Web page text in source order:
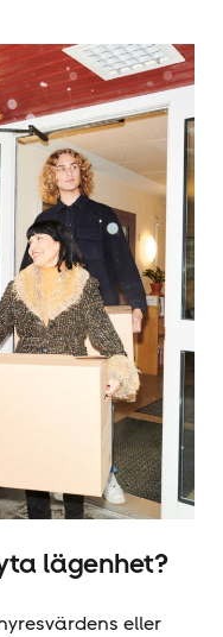
lägenhet?
eller